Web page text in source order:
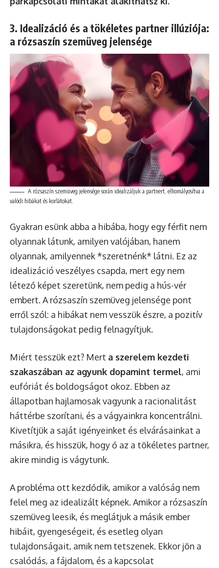
3. Idealizáció és a tökéletes partner illúziója:
a rózsaszín szemüveg jelensége
A rózsaszín szemüveg jelensége során idealizáljuk a partnert, elhomályosítva a
valódi hibákat és korlátokat.
Gyakran esünk abba a hibába, hogy egy férfit nem
olyannak látunk, amilyen valójában, hanem
olyannak, amilyennek *szeretnénk* látni. Ez az
idealizáció veszélyes csapda, mert egy nem
létező képet szeretünk, nem pedig a hús-vér
embert. A rózsaszín szemüveg jelensége pont
erről szól: a hibákat nem vesszük észre, a pozitív
tulajdonságokat pedig felnagyítjuk.
Miért tesszük ezt? Mert a szerelem kezdeti
szakaszában az agyunk dopamint termel, ami
eufóriát és boldogságot okoz. Ebben az
állapotban hajlamosak vagyunk a racionalitást
háttérbe szorítani, és a vágyainkra koncentrálni.
Kivetítjük a saját igényeinket és elvárásainkat a
másikra, és hisszük, hogy ő az a tökéletes partner,
akire mindig is vágytunk.
A probléma ott kezdődik, amikor a valóság nem
felel meg az idealizált képnek. Amikor a rózsaszín
szemüveg leesik, és meglátjuk a másik ember
hibáit, gyengeségeit, és esetleg olyan
tulajdonságait, amik nem tetszenek. Ekkor jön a
csalódás, a fájdalom, és a kapcsolat